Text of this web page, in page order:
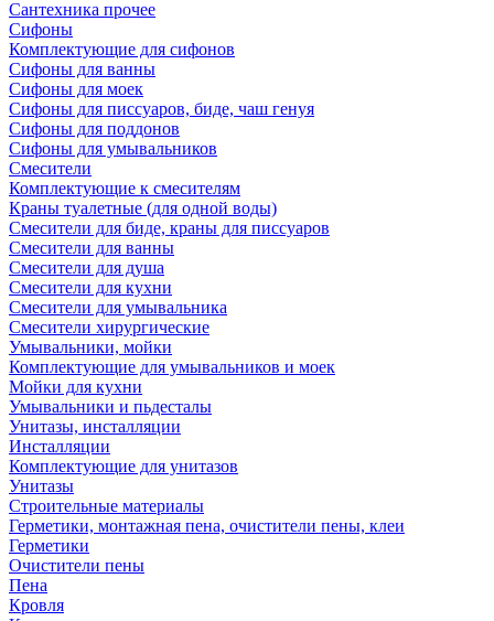
Сантехника прочее
Сифоны
Комплектующие для сифонов
Сифоны для ванны
Сифоны для моек
Сифоны для писсуаров, биде, чаш генуя
Сифоны для поддонов
Сифоны для умывальников
Смесители
Комплектующие к смесителям
Краны туалетные (для одной воды)
Смесители для биде, краны для писсуаров
Смесители для ванны
Смесители для душа
Смесители для кухни
Смесители для умывальника
Смесители хирургические
Умывальники, мойки
Комплектующие для умывальников и моек
Мойки для кухни
Умывальники и пьдесталы
Унитазы, инсталляции
Инсталляции
Комплектующие для унитазов
Унитазы
Строительные материалы
Герметики, монтажная пена, очистители пены, клеи
Герметики
Очистители пены
Пена
Кровля